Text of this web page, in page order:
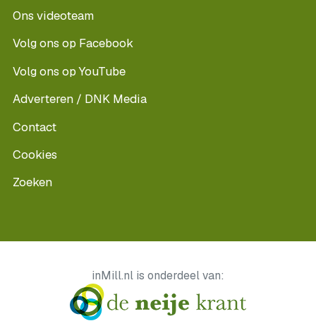
Ons videoteam
Volg ons op Facebook
Volg ons op YouTube
Adverteren / DNK Media
Contact
Cookies
Zoeken
inMill.nl is onderdeel van: